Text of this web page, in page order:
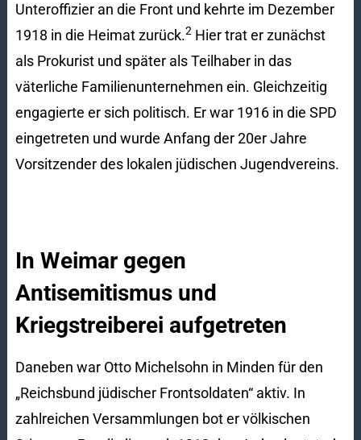
Unteroffizier an die Front und kehrte im Dezember
1918 in die Heimat zurück.2Hier trat er zunächst
als Prokurist und später als Teilhaber in das
väterliche Familienunternehmen ein. Gleichzeitig
engagierte er sich politisch. Er war 1916 in die SPD
eingetreten und wurde Anfang der 20er Jahre
Vorsitzender des lokalen jüdischen Jugendvereins.
In Weimar gegen
Antisemitismus und
Kriegstreiberei aufgetreten
Daneben war Otto Michelsohn in Minden für den
„Reichsbund jüdischer Frontsoldaten“ aktiv. In
zahlreichen Versammlungen bot er völkischen